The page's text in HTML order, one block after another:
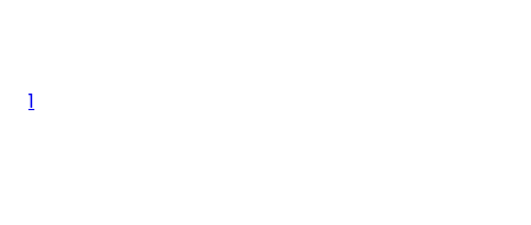
1